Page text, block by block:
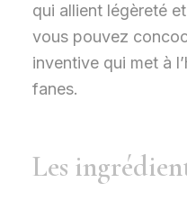
qui allient légèreté
vous pouvez
inventive qui met à
fanes.
Les